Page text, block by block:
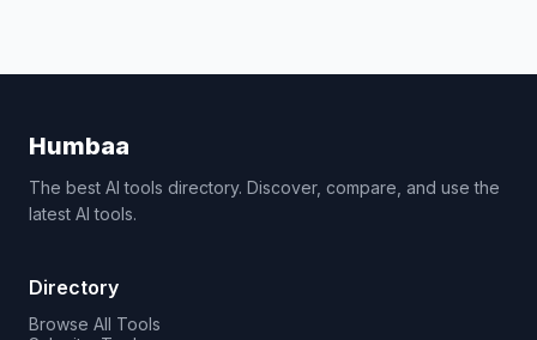
Humbaa
The best AI tools directory. Discover, compare, and use the
latest AI tools.
Directory
Browse All Tools